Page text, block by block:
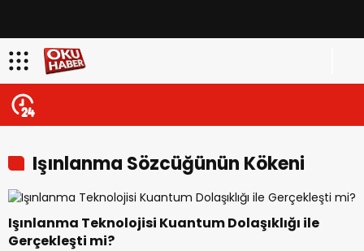
Işınlanma Sözcüğünün Kökeni
Işınlanma Teknolojisi Kuantum Dolaşıklığı ile
Gerçekleşti mi?